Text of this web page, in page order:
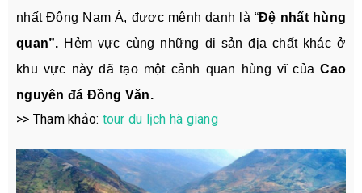
nhất Đông Nam Á, được mệnh danh là “Đệ nhất hùng
quan”. Hẻm vực cùng những di sản địa chất khác ở
khu vực này đã tạo một cảnh quan hùng vĩ của Cao
nguyên đá Đồng Văn.
>> Tham khảo: tour du lịch hà giang